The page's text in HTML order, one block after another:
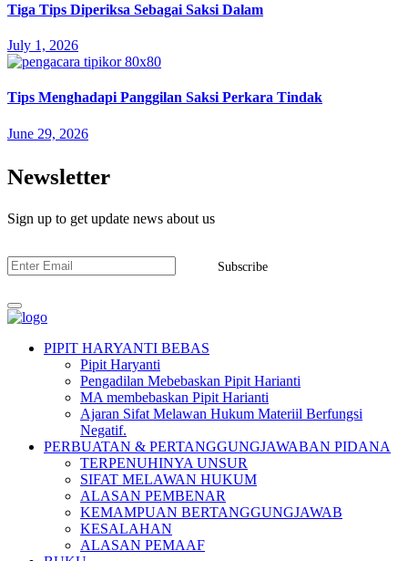
Tiga Tips Diperiksa Sebagai Saksi Dalam
July 1, 2026
Tips Menghadapi Panggilan Saksi Perkara Tindak
June 29, 2026
Newsletter
Sign up to get update news about us
Subscribe
PIPIT HARYANTI BEBAS
Pipit Haryanti
Pengadilan Mebebaskan Pipit Harianti
MA membebaskan Pipit Harianti
Ajaran Sifat Melawan Hukum Materiil Berfungsi
Negatif.
PERBUATAN & PERTANGGUNGJAWABAN PIDANA
TERPENUHINYA UNSUR
SIFAT MELAWAN HUKUM
ALASAN PEMBENAR
KEMAMPUAN BERTANGGUNGJAWAB
KESALAHAN
ALASAN PEMAAF